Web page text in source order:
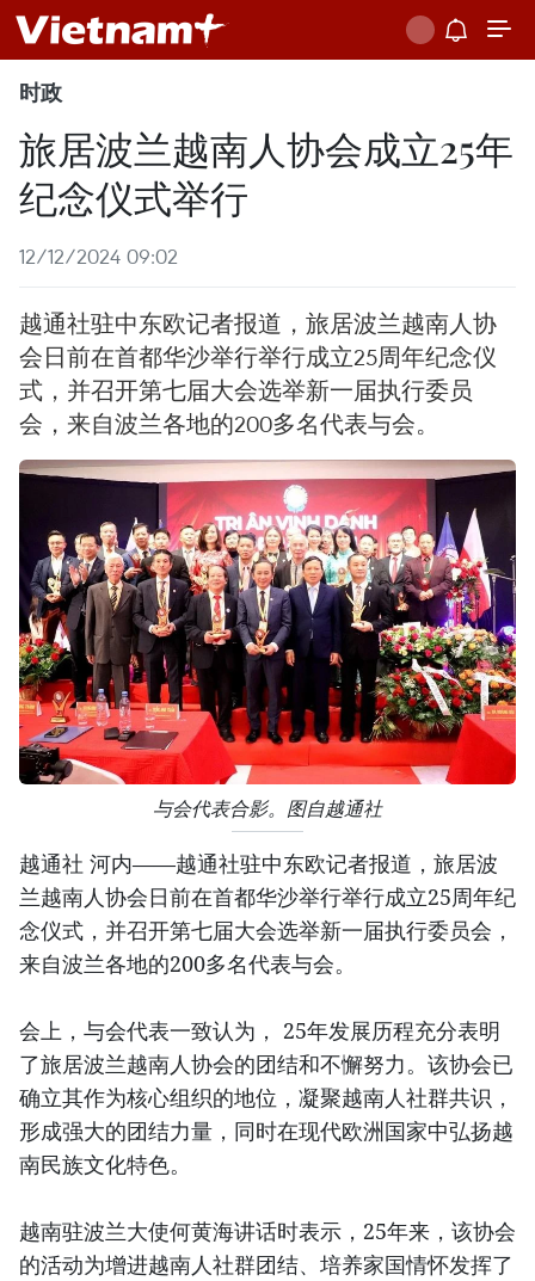
时政
旅居波兰越南人协会成立25年
纪念仪式举行
12/12/2024 09:02
越通社驻中东欧记者报道，旅居波兰越南人协
会日前在首都华沙举行举行成立25周年纪念仪
式，并召开第七届大会选举新一届执行委员
会，来自波兰各地的200多名代表与会。
与会代表合影。图自越通社
越通社 河内——越通社驻中东欧记者报道，旅居波
兰越南人协会日前在首都华沙举行举行成立25周年纪
念仪式，并召开第七届大会选举新一届执行委员会，
来自波兰各地的200多名代表与会。
会上，与会代表一致认为， 25年发展历程充分表明
了旅居波兰越南人协会的团结和不懈努力。该协会已
确立其作为核心组织的地位，凝聚越南人社群共识，
形成强大的团结力量，同时在现代欧洲国家中弘扬越
南民族文化特色。
越南驻波兰大使何黄海讲话时表示，25年来，该协会
的活动为增进越南人社群团结、培养家国情怀发挥了